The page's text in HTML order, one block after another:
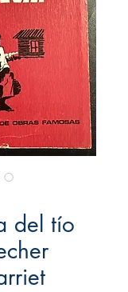
del tío